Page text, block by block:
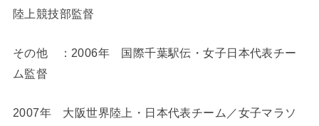
陸上競技部監督
その他 ：2006年 国際千葉駅伝・女子日本代表チー
ム監督
2007年 大阪世界陸上・日本代表チーム／女子マラソ